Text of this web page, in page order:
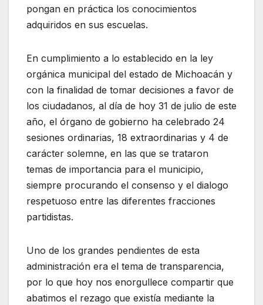
pongan en práctica los conocimientos
adquiridos en sus escuelas.
En cumplimiento a lo establecido en la ley
orgánica municipal del estado de Michoacán y
con la finalidad de tomar decisiones a favor de
los ciudadanos, al día de hoy 31 de julio de este
año, el órgano de gobierno ha celebrado 24
sesiones ordinarias, 18 extraordinarias y 4 de
carácter solemne, en las que se trataron
temas de importancia para el municipio,
siempre procurando el consenso y el dialogo
respetuoso entre las diferentes fracciones
partidistas.
Uno de los grandes pendientes de esta
administración era el tema de transparencia,
por lo que hoy nos enorgullece compartir que
abatimos el rezago que existía mediante la